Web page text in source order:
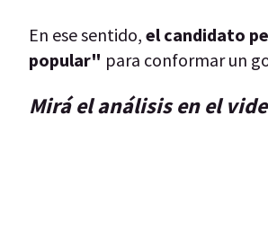
En ese sentido, el candidato
popular" para conformar un
Mirá el análisis en el